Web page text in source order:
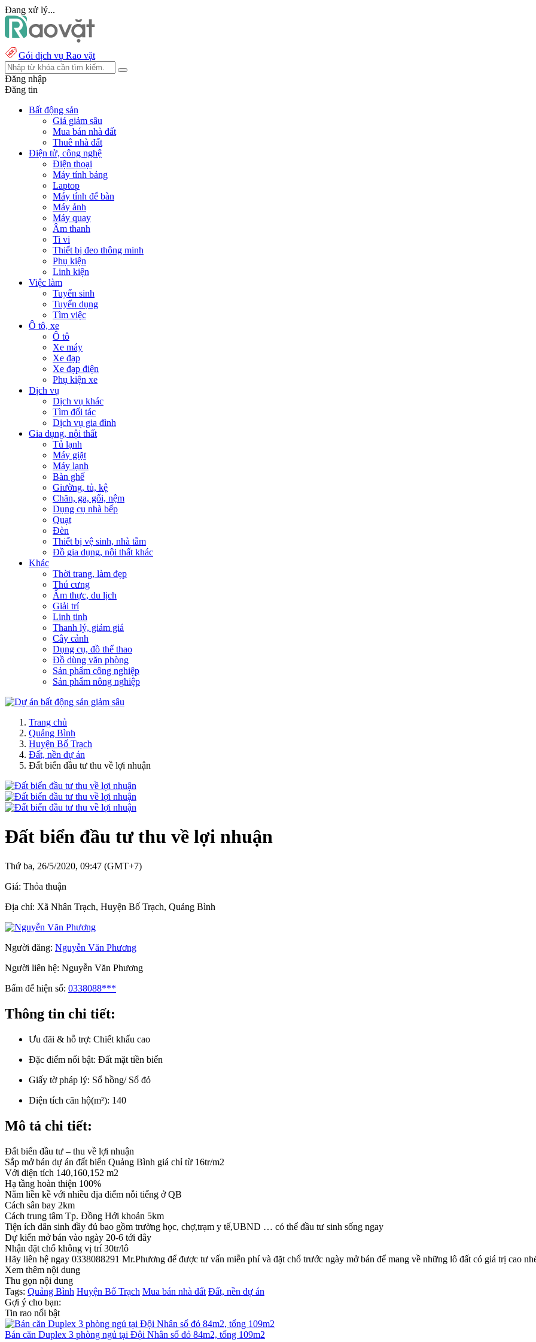
Đang xử lý...
Gói dịch vụ Rao vặt
Đăng nhập
Đăng tin
Bất động sản
Giá giảm sâu
Mua bán nhà đất
Thuê nhà đất
Điện tử, công nghệ
Điện thoại
Máy tính bảng
Laptop
Máy tính để bàn
Máy ảnh
Máy quay
Âm thanh
Ti vi
Thiết bị đeo thông minh
Phụ kiện
Linh kiện
Việc làm
Tuyển sinh
Tuyển dụng
Tìm việc
Ô tô, xe
Ô tô
Xe máy
Xe đạp
Xe đạp điện
Phụ kiện xe
Dịch vụ
Dịch vụ khác
Tìm đối tác
Dịch vụ gia đình
Gia dụng, nội thất
Tủ lạnh
Máy giặt
Máy lạnh
Bàn ghế
Giường, tủ, kệ
Chăn, ga, gối, nệm
Dụng cụ nhà bếp
Quạt
Đèn
Thiết bị vệ sinh, nhà tắm
Đồ gia dụng, nội thất khác
Khác
Thời trang, làm đẹp
Thú cưng
Ẩm thực, du lịch
Giải trí
Linh tinh
Thanh lý, giảm giá
Cây cảnh
Dụng cụ, đồ thể thao
Đồ dùng văn phòng
Sản phẩm công nghiệp
Sản phẩm nông nghiệp
Trang chủ
Quảng Bình
Huyện Bố Trạch
Đất, nền dự án
Đất biển đầu tư thu về lợi nhuận
Đất biển đầu tư thu về lợi nhuận
Thứ ba, 26/5/2020, 09:47 (GMT+7)
Giá: Thỏa thuận
Địa chỉ: Xã Nhân Trạch, Huyện Bố Trạch, Quảng Bình
Người đăng: Nguyễn Văn Phương
Người liên hệ: Nguyễn Văn Phương
Bấm để hiện số: 0338088***
Thông tin chi tiết:
Ưu đãi & hỗ trợ: Chiết khấu cao
Đặc điểm nổi bật: Đất mặt tiền biển
Giấy tờ pháp lý: Sổ hồng/ Sổ đỏ
Diện tích căn hộ(m²): 140
Mô tả chi tiết:
Đất biển đầu tư – thu về lợi nhuận
Sắp mở bán dự án đất biển Quảng Bình giá chỉ từ 16tr/m2
Với diện tích 140,160,152 m2
Hạ tầng hoàn thiện 100%
Nằm liền kề với nhiều địa điểm nỗi tiếng ở QB
Cách sân bay 2km
Cách trung tâm Tp. Đồng Hới khoản 5km
Tiện ích dân sinh đầy đủ bao gồm trường học, chợ,trạm y tế,UBND … có thể đầu tư sinh sống ngay
Dự kiến mở bán vào ngày 20-6 tới đây
Nhận đặt chổ không vị trí 30tr/lô
Hãy liên hệ ngay 0338088291 Mr.Phương để được tư vấn miễn phí và đặt chổ trước ngày mở bán để mang về những lô đất có giá trị cao
Xem thêm nội dung
Thu gọn nội dung
Tags: Quảng Bình Huyện Bố Trạch Mua bán nhà đất Đất, nền dự án
Gợi ý cho bạn:
Tin rao nổi bật
Bán căn Duplex 3 phòng ngủ tại Đội Nhân sổ đỏ 84m2, tổng 109m2